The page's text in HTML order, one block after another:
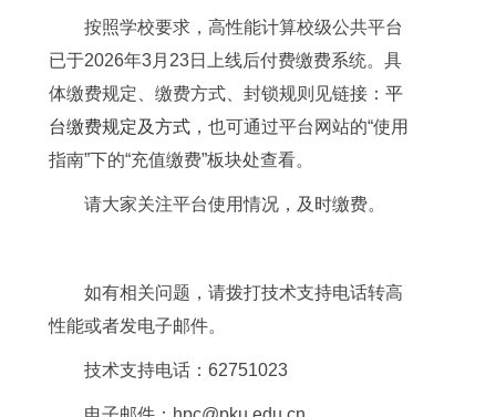
按照学校要求，高性能计算校级公共平台
已于2026年3月23日上线后付费缴费系统。具
体缴费规定、缴费方式、封锁规则见链接： 平
台缴费规定及方式 ，也可通过平台网站的“使用
指南”下的“充值缴费”板块处查看。
请大家关注平台使用情况，及时缴费。
如有相关问题，请拨打技术支持电话转高
性能或者发电子邮件。
技术支持电话：62751023